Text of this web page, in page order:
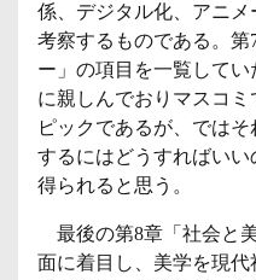
係、デジタル化、アニ
考察するものである。
ー」の項目を一覧して
に親しんでおりマスコ
ピックであるが、では
するにはどうすればい
得られると思う。
最後の第8章「社会と
面に着目し、美学を現